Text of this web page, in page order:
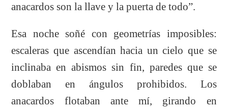
anacardos son la llave y la puerta de todo”.
Esa noche soñé con geometrías imposibles:
escaleras que ascendían hacia un cielo que se
inclinaba en abismos sin fin, paredes que se
doblaban en ángulos prohibidos. Los
anacardos flotaban ante mí, girando en